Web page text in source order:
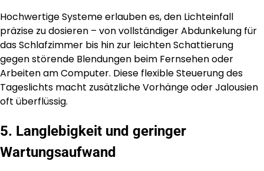
Hochwertige Systeme erlauben es, den Lichteinfall
präzise zu dosieren – von vollständiger Abdunkelung für
das Schlafzimmer bis hin zur leichten Schattierung
gegen störende Blendungen beim Fernsehen oder
Arbeiten am Computer. Diese flexible Steuerung des
Tageslichts macht zusätzliche Vorhänge oder Jalousien
oft überflüssig.
5. Langlebigkeit und geringer
Wartungsaufwand